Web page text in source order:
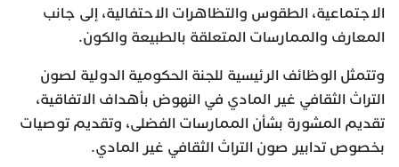
الاجتماعية، الطقوس والتظاهرات الاحتفالية، إلى جانب
المعارف والممارسات المتعلقة بالطبيعة والكون.
وتتمثل الوظائف الرئيسية للجنة الحكومية الدولية لصون
التراث الثقافي غير المادي في النهوض بأهداف الاتفاقية،
تقديم المشورة بشأن الممارسات الفضلى، وتقديم توصيات
بخصوص تدابير صون التراث الثقافي غير المادي.